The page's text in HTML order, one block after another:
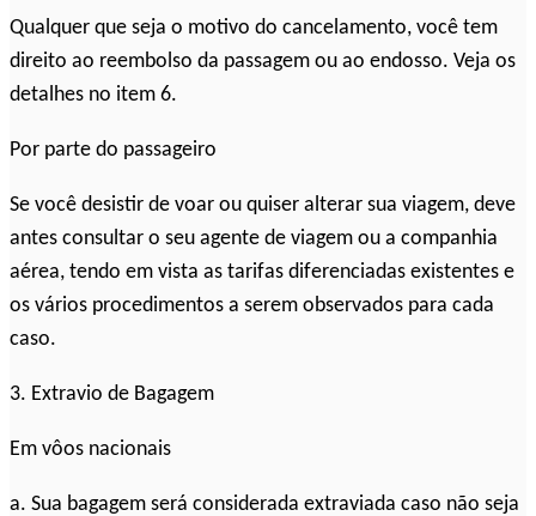
Qualquer que seja o motivo do cancelamento, você tem
direito ao reembolso da passagem ou ao endosso. Veja os
detalhes no item 6.
Por parte do passageiro
Se você desistir de voar ou quiser alterar sua viagem, deve
antes consultar o seu agente de viagem ou a companhia
aérea, tendo em vista as tarifas diferenciadas existentes e
os vários procedimentos a serem observados para cada
caso.
3. Extravio de Bagagem
Em vôos nacionais
a. Sua bagagem será considerada extraviada caso não seja